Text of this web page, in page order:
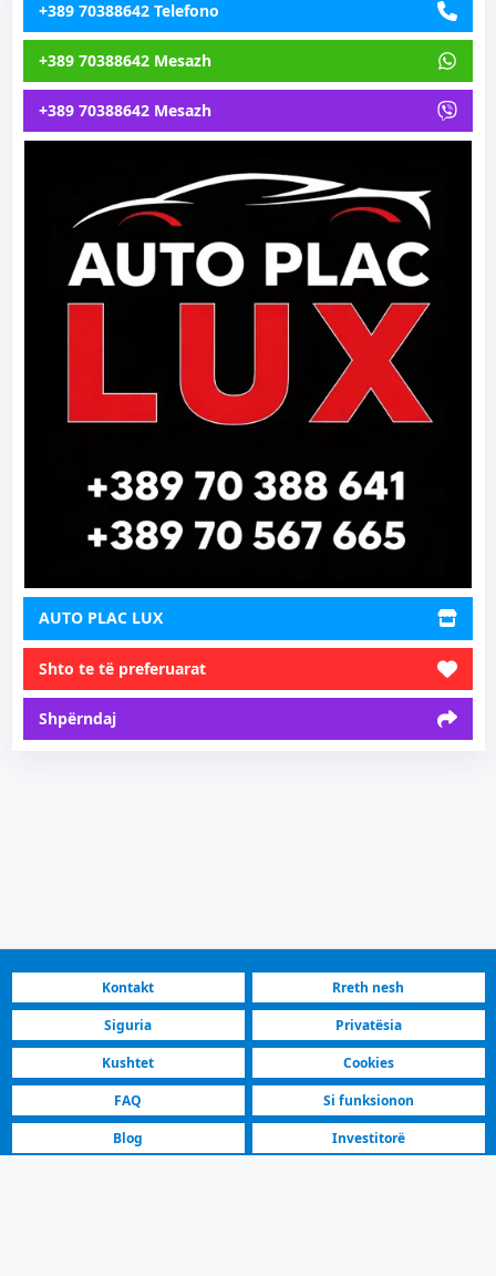
+389 70388642 Telefono
+389 70388642 Mesazh
+389 70388642 Mesazh
AUTO PLAC LUX
Shto te të preferuarat
Shpërndaj
Kontakt
Rreth nesh
Siguria
Privatësia
Kushtet
Cookies
FAQ
Si funksionon
Blog
Investitorë